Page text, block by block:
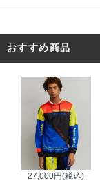
おすすめ商品
27,000円(税込)